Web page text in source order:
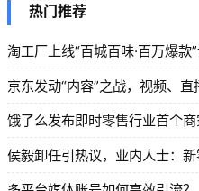
热门推荐
淘工厂上线“百城百味·百万爆款
京东发动“内容”之战，视频、直
饿了么发布即时零售行业首个商
侯毅卸任引热议，业内人士：新